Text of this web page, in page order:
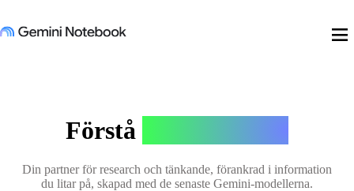
menu
Förstå
Din partner för research och tänkande, förankrad i information
du litar på, skapad med de senaste Gemini-modellerna.